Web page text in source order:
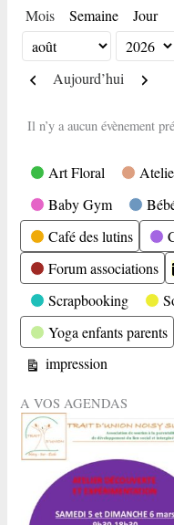
Mois Semaine Jour
Mois
Année
Précédent
Aujourd’hui Suivant
Il n’y a aucun évènement
Catégories
Art Floral
Baby Gym
Café des lutins
Forum associations
Scrapbooking
Yoga enfants parents
Vue
impression
A VOS AGENDAS